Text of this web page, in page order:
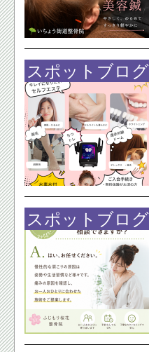
スポットブログ
スポットブログ